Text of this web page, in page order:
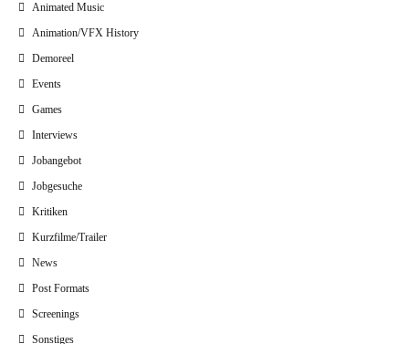
Animated Music
Animation/VFX History
Demoreel
Events
Games
Interviews
Jobangebot
Jobgesuche
Kritiken
Kurzfilme/Trailer
News
Post Formats
Screenings
Sonstiges